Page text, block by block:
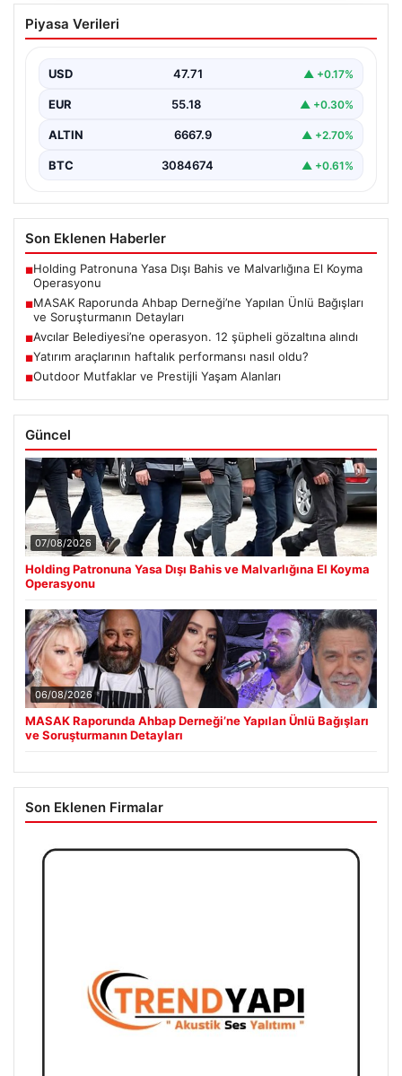
Avcılar Belediyesi’ne operasyon. 12
şüpheli gözaltına alındı
Piyasa Verileri
USD 47.71 ▲ +0.17%
EUR 55.18 ▲ +0.30%
ALTIN 6667.9 ▲ +2.70%
BTC 3084674 ▲ +0.61%
Son Eklenen Haberler
■Holding Patronuna Yasa Dışı Bahis ve Malvarlığına El Koyma
Operasyonu
■MASAK Raporunda Ahbap Derneği’ne Yapılan Ünlü Bağışları
ve Soruşturmanın Detayları
■Avcılar Belediyesi’ne operasyon. 12 şüpheli gözaltına alındı
■Yatırım araçlarının haftalık performansı nasıl oldu?
■Outdoor Mutfaklar ve Prestijli Yaşam Alanları
Güncel
07/08/2026
Holding Patronuna Yasa Dışı Bahis ve Malvarlığına El Koyma
Operasyonu
06/08/2026
MASAK Raporunda Ahbap Derneği’ne Yapılan Ünlü Bağışları
ve Soruşturmanın Detayları
Son Eklenen Firmalar